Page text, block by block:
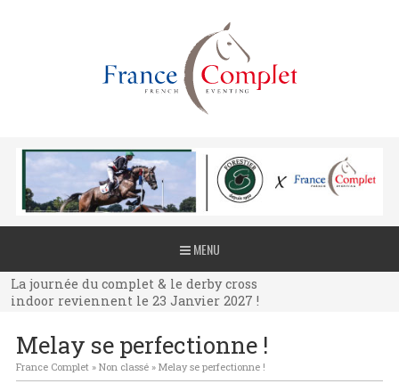
MENU
La journée du complet & le derby cross
indoor reviennent le 23 Janvier 2027 !
La journée du complet & le derby cross
indoor reviennent le 23 Janvier 2027 !
indoor reviennent le 23 Janvier 2027 !
Melay se perfectionne !
France Complet» Non classé» Melay se perfectionne !